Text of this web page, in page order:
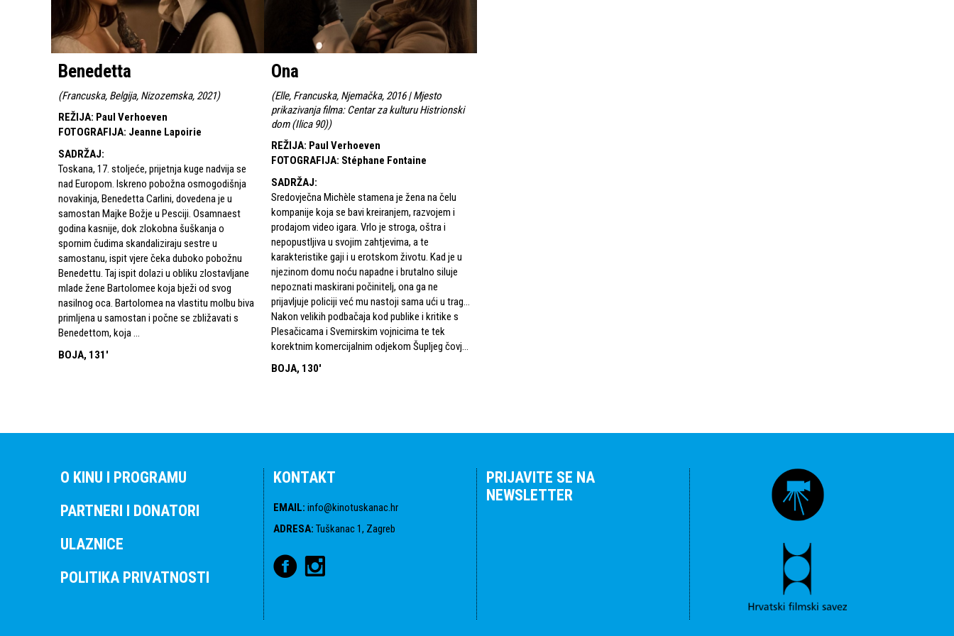
Benedetta
(Francuska, Belgija, Nizozemska, 2021)
REŽIJA: Paul Verhoeven
FOTOGRAFIJA: Jeanne Lapoirie
SADRŽAJ:
Toskana, 17. stoljeće, prijetnja kuge nadvija se
nad Europom. Iskreno pobožna osmogodišnja
novakinja, Benedetta Carlini, dovedena je u
samostan Majke Božje u Pesciji. Osamnaest
godina kasnije, dok zlokobna šuškanja o
spornim čudima skandaliziraju sestre u
samostanu, ispit vjere čeka duboko pobožnu
Benedettu. Taj ispit dolazi u obliku zlostavljane
mlade žene Bartolomee koja bježi od svog
nasilnog oca. Bartolomea na vlastitu molbu biva
primljena u samostan i počne se zbližavati s
Benedettom, koja ...
BOJA, 131'
Ona
(Elle, Francuska, Njemačka, 2016 | Mjesto
prikazivanja filma: Centar za kulturu Histrionski
dom (Ilica 90))
REŽIJA: Paul Verhoeven
FOTOGRAFIJA: Stéphane Fontaine
SADRŽAJ:
Sredovječna Michèle stamena je žena na čelu
kompanije koja se bavi kreiranjem, razvojem i
prodajom video igara. Vrlo je stroga, oštra i
nepopustljiva u svojim zahtjevima, a te
karakteristike gaji i u erotskom životu. Kad je u
njezinom domu noću napadne i brutalno siluje
nepoznati maskirani počinitelj, ona ga ne
prijavljuje policiji već mu nastoji sama ući u trag…
Nakon velikih podbačaja kod publike i kritike s
Plesačicama i Svemirskim vojnicima te tek
korektnim komercijalnim odjekom Šupljeg čovj...
BOJA, 130'
O KINU I PROGRAMU
PARTNERI I DONATORI
ULAZNICE
POLITIKA PRIVATNOSTI
KONTAKT
EMAIL: info@kinotuskanac.hr
ADRESA: Tuškanac 1, Zagreb
PRIJAVITE SE NA
NEWSLETTER